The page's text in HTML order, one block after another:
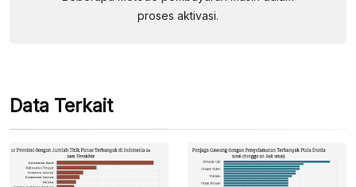
proses aktivasi.
Data Terkait